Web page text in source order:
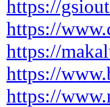
https://
https://
https://
https://
https://